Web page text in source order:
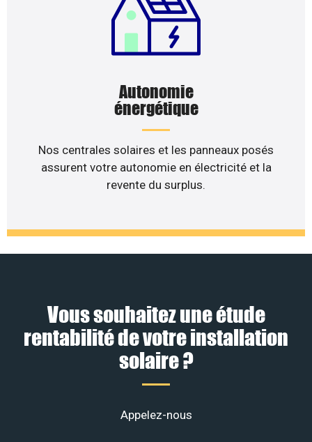
Autonomie
énergétique
Nos centrales solaires et les panneaux posés
assurent votre autonomie en électricité et la
revente du surplus.
Vous souhaitez une étude
rentabilité de votre installation
solaire ?
Appelez-nous